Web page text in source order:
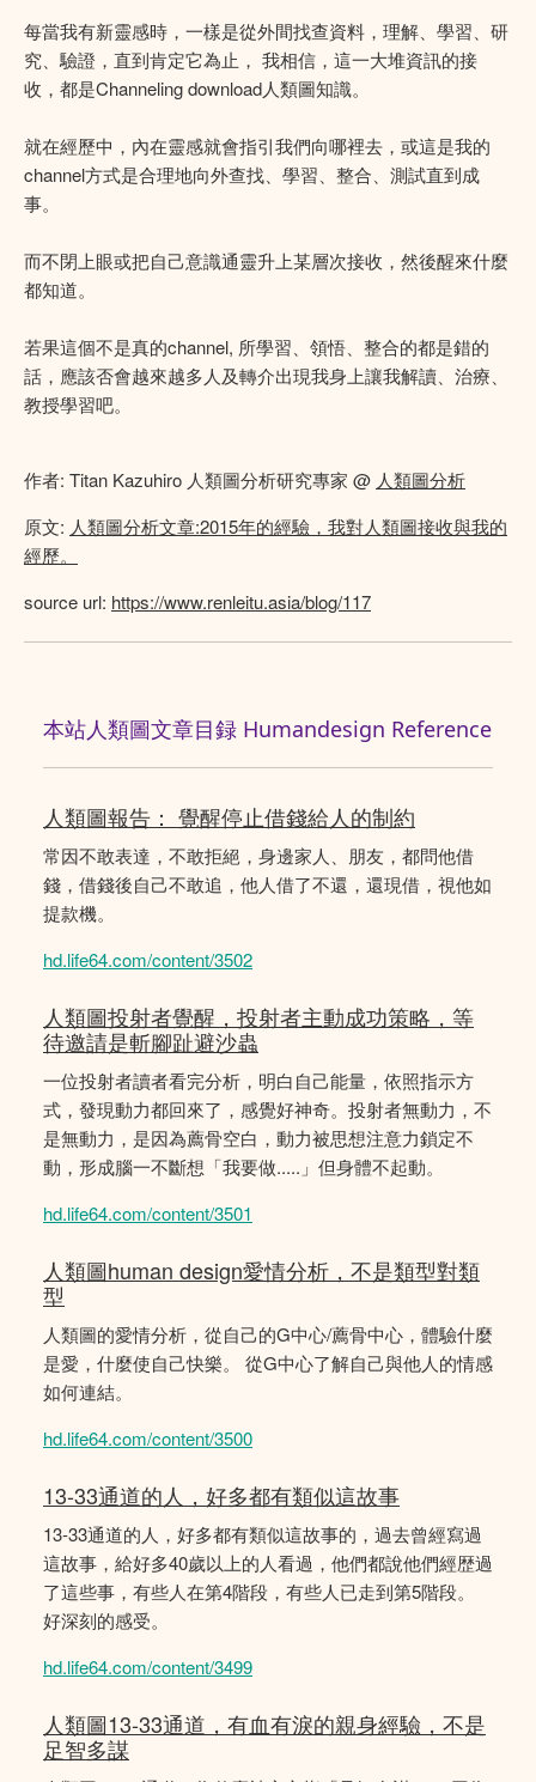
每當我有新靈感時，一樣是從外間找查資料，理解、學習、研
究、驗證，直到肯定它為止， 我相信，這一大堆資訊的接
收，都是Channeling download人類圖知識。
就在經歷中，內在靈感就會指引我們向哪裡去，或這是我的
channel方式是合理地向外查找、學習、整合、測試直到成
事。
而不閉上眼或把自己意識通靈升上某層次接收，然後醒來什麼
都知道。
若果這個不是真的channel, 所學習、領悟、整合的都是錯的
話，應該否會越來越多人及轉介出現我身上讓我解讀、治療、
教授學習吧。
作者: Titan Kazuhiro 人類圖分析研究專家 @ 人類圖分析
原文: 人類圖分析文章:2015年的經驗，我對人類圖接收與我的
經歷。
source url: https://www.renleitu.asia/blog/117
本站人類圖文章目録 Humandesign Reference
人類圖報告： 覺醒停止借錢給人的制約
常因不敢表達，不敢拒絕，身邊家人、朋友，都問他借
錢，借錢後自己不敢追，他人借了不還，還現借，視他如
提款機。
hd.life64.com/content/3502
人類圖投射者覺醒，投射者主動成功策略，等
待邀請是斬腳趾避沙蟲
一位投射者讀者看完分析，明白自己能量，依照指示方
式，發現動力都回來了，感覺好神奇。投射者無動力，不
是無動力，是因為薦骨空白，動力被思想注意力鎖定不
動，形成腦一不斷想「我要做.....」但身體不起動。
hd.life64.com/content/3501
人類圖human design愛情分析，不是類型對類
型
人類圖的愛情分析，從自己的G中心/薦骨中心，體驗什麼
是愛，什麼使自己快樂。 從G中心了解自己與他人的情感
如何連結。
hd.life64.com/content/3500
13-33通道的人，好多都有類似這故事
13-33通道的人，好多都有類似這故事的，過去曾經寫過
這故事，給好多40歲以上的人看過，他們都說他們經歴過
了這些事，有些人在第4階段，有些人已走到第5階段。
好深刻的感受。
hd.life64.com/content/3499
人類圖13-33通道，有血有淚的親身經驗，不是
足智多謀